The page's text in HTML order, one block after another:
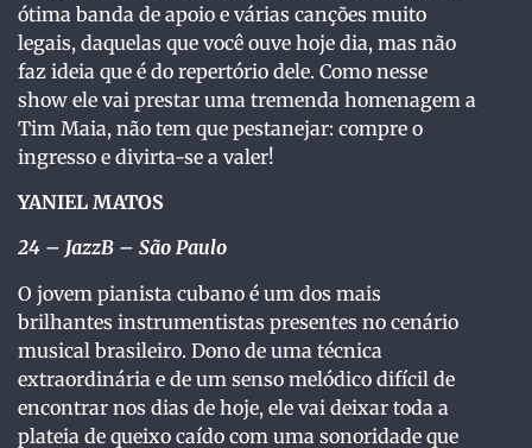
ótima banda de apoio e várias canções muito
legais, daquelas que você ouve hoje dia, mas não
faz ideia que é do repertório dele. Como nesse
show ele vai prestar uma tremenda homenagem a
Tim Maia, não tem que pestanejar: compre o
ingresso e divirta-se a valer!
YANIEL MATOS
24 – JazzB – São Paulo
O jovem pianista cubano é um dos mais
brilhantes instrumentistas presentes no cenário
musical brasileiro. Dono de uma técnica
extraordinária e de um senso melódico difícil de
encontrar nos dias de hoje, ele vai deixar toda a
plateia de queixo caído com uma sonoridade que